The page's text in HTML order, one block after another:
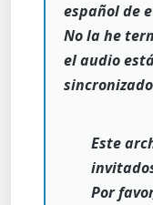
español de
No la he
el audio
Este
Por